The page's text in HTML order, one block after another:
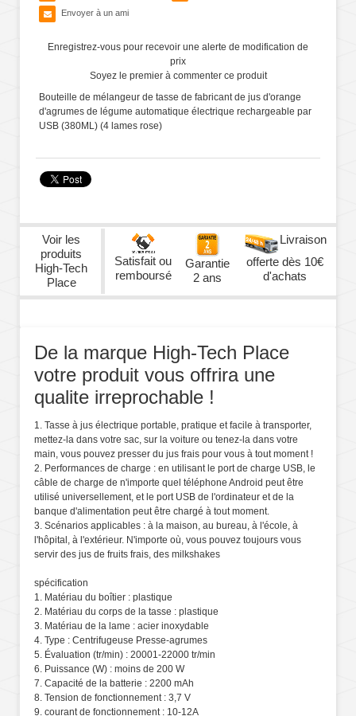
Envoyer à un ami
Enregistrez-vous pour recevoir une alerte de modification de
prix
Soyez le premier à commenter ce produit
Bouteille de mélangeur de tasse de fabricant de jus d'orange
d'agrumes de légume automatique électrique rechargeable par
USB (380ML) (4 lames rose)
Voir les
produits
High-Tech
Place
Satisfait ou
remboursé
Garantie
2 ans
Livraison
offerte dès 10€
d'achats
De la marque High-Tech Place
votre produit vous offrira une
qualite irreprochable !
1. Tasse à jus électrique portable, pratique et facile à transporter,
mettez-la dans votre sac, sur la voiture ou tenez-la dans votre
main, vous pouvez presser du jus frais pour vous à tout moment !
2. Performances de charge : en utilisant le port de charge USB, le
câble de charge de n'importe quel téléphone Android peut être
utilisé universellement, et le port USB de l'ordinateur et de la
banque d'alimentation peut être chargé à tout moment.
3. Scénarios applicables : à la maison, au bureau, à l'école, à
l'hôpital, à l'extérieur. N'importe où, vous pouvez toujours vous
servir des jus de fruits frais, des milkshakes
spécification
1. Matériau du boîtier : plastique
2. Matériau du corps de la tasse : plastique
3. Matériau de la lame : acier inoxydable
4. Type : Centrifugeuse Presse-agrumes
5. Évaluation (tr/min) : 20001-22000 tr/min
6. Puissance (W) : moins de 200 W
7. Capacité de la batterie : 2200 mAh
8. Tension de fonctionnement : 3,7 V
9. courant de fonctionnement : 10-12A